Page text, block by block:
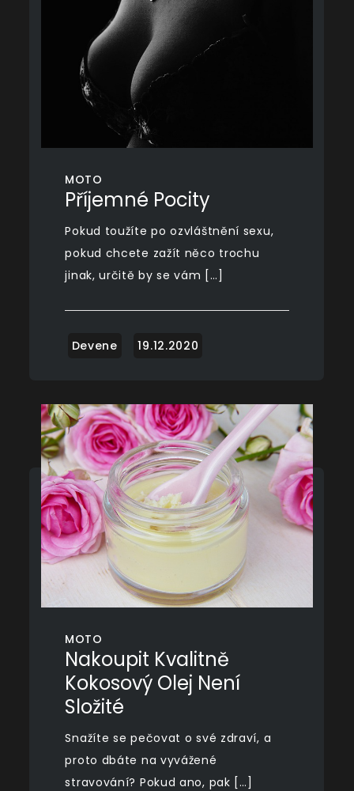
MOTO
Příjemné Pocity
Pokud toužíte po ozvláštnění sexu,
pokud chcete zažít něco trochu
jinak, určitě by se vám […]
MOTO
Nakoupit Kvalitně
Kokosový Olej Není
Složité
Snažíte se pečovat o své zdraví, a
proto dbáte na vyvážené
stravování? Pokud ano, pak […]